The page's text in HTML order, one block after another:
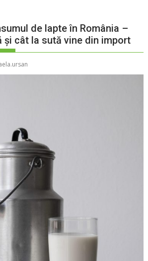
de lapte în România –
și cât la sută vine din import